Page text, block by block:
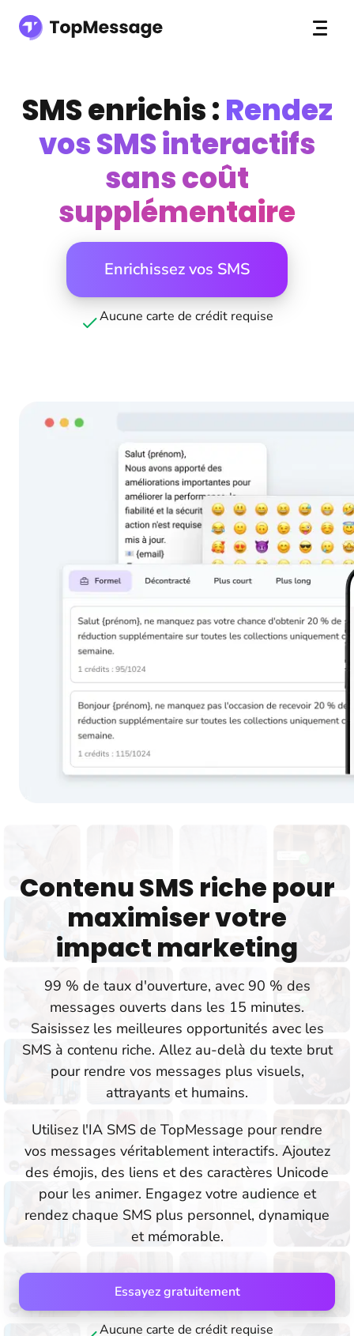
SMS enrichis :Rendez
vos SMS interactifs
sans coût
supplémentaire
Enrichissez vos SMS
Aucune carte de crédit requise
Contenu SMS riche pour
maximiser votre
impact marketing
99 % de taux d'ouverture, avec 90 % des
messages ouverts dans les 15 minutes.
Saisissez les meilleures opportunités avec les
SMS à contenu riche. Allez au-delà du texte brut
pour rendre vos messages plus visuels,
attrayants et humains.
Utilisez l'IA SMS de TopMessage pour rendre
vos messages véritablement interactifs. Ajoutez
des émojis, des liens et des caractères Unicode
pour les animer. Engagez votre audience et
rendez chaque SMS plus personnel, dynamique
et mémorable.
Essayez gratuitement
Aucune carte de crédit requise